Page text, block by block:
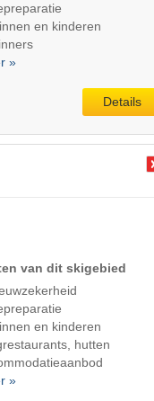
en kinderen
»
Details
van dit skigebied
en kinderen
hutten
»